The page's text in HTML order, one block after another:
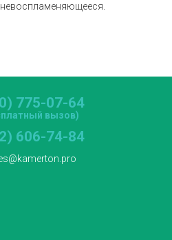
невоспламеняющееся.
775-07-64
вызов)
606-74-84